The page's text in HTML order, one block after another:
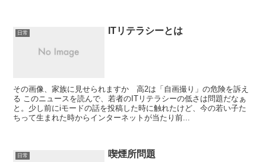
日常 ITリテラシーとは
その画像、家族に見せられますか 高2は「自画撮り」の危険を訴え
る このニュースを読んで、若者のITリテラシーの低さは問題だなぁ
と。少し前にiモードの話を投稿した時に触れたけど、今の若い子た
ちって生まれた時からインターネットが当たり前...
日常 喫煙所問題